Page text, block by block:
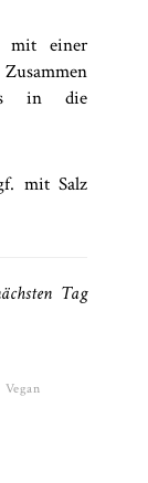
mit einer
in die
mit Salz
Tag
Vegan